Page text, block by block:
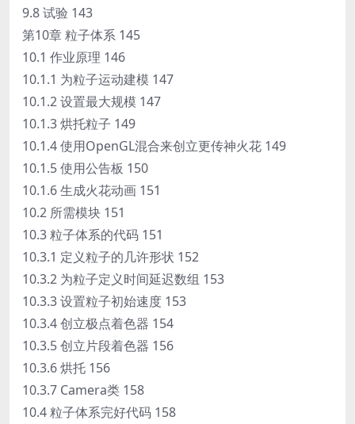
9.8 试验 143
第10章 粒子体系 145
10.1 作业原理 146
10.1.1 为粒子运动建模 147
10.1.2 设置最大规模 147
10.1.3 烘托粒子 149
10.1.4 使用OpenGL混合来创立更传神火花 149
10.1.5 使用公告板 150
10.1.6 生成火花动画 151
10.2 所需模块 151
10.3 粒子体系的代码 151
10.3.1 定义粒子的几许形状 152
10.3.2 为粒子定义时间延迟数组 153
10.3.3 设置粒子初始速度 153
10.3.4 创立极点着色器 154
10.3.5 创立片段着色器 156
10.3.6 烘托 156
10.3.7 Camera类 158
10.4 粒子体系完好代码 158